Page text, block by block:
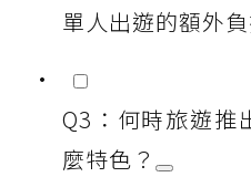
單人出遊的額外負
Q3：何時旅遊推
麼特色？